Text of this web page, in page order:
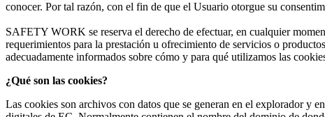
conocer. Por tal razón, con el fin de que el Usuario otorgue su
SAFETY WORK se reserva el derecho de efectuar, en cualquier
requerimientos para la prestación u ofrecimiento de servicios o
adecuadamente informados sobre cómo y para qué utilizamos las
¿Qué son las cookies?
Las cookies son archivos con datos que se generan en el explorador y